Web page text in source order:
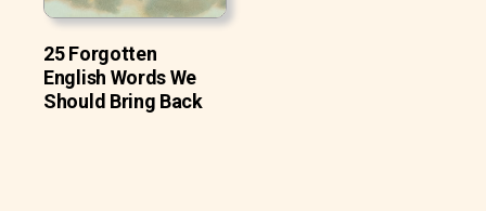
25 Forgotten
English Words We
Should Bring Back